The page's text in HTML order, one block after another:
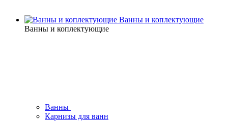
Ванны и коплектующие
Ванны и коплектующие
Ванны
Карнизы для ванн